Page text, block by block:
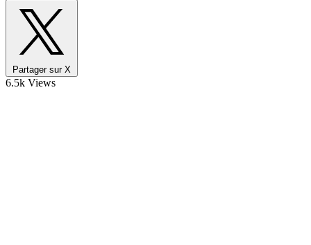
Partager sur X
6.5k Views